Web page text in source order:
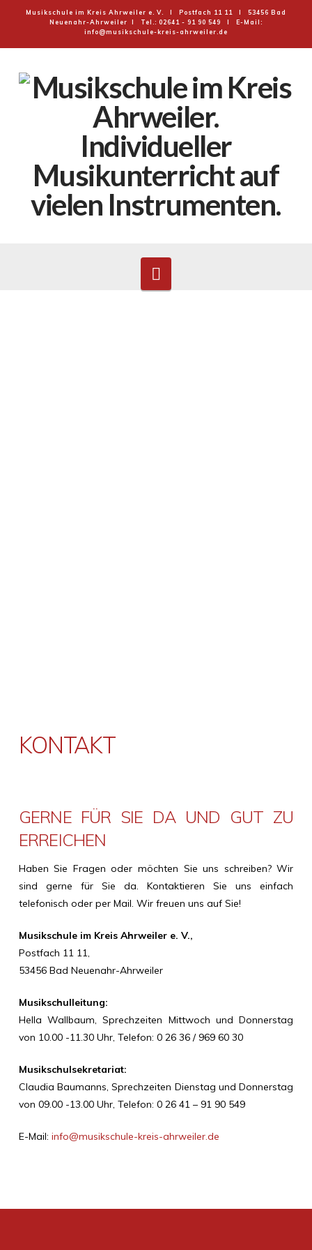
Musikschule im Kreis Ahrweiler e. V. I Postfach 11 11 I 53456 Bad
Neuenahr-Ahrweiler I Tel.: 02641 - 91 90 549 I E-Mail:
info@musikschule-kreis-ahrweiler.de
MUSIKSCHULE
KREIS
AHRWEILER
Navigation
KONTAKT
GERNE FÜR SIE DA UND GUT ZU
ERREICHEN
Haben Sie Fragen oder möchten Sie uns schreiben? Wir
sind gerne für Sie da. Kontaktieren Sie uns einfach
telefonisch oder per Mail. Wir freuen uns auf Sie!
Musikschule im Kreis Ahrweiler e. V.,
Postfach 11 11,
53456 Bad Neuenahr-Ahrweiler
Musikschulleitung:
Hella Wallbaum, Sprechzeiten Mittwoch und Donnerstag
von 10.00 -11.30 Uhr, Telefon: 0 26 36 / 969 60 30
Musikschulsekretariat:
Claudia Baumanns, Sprechzeiten Dienstag und Donnerstag
von 09.00 -13.00 Uhr, Telefon: 0 26 41 – 91 90 549
E-Mail: info@musikschule-kreis-ahrweiler.de